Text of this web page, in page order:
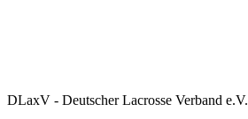
DLaxV - Deutscher Lacrosse Verband e.V.